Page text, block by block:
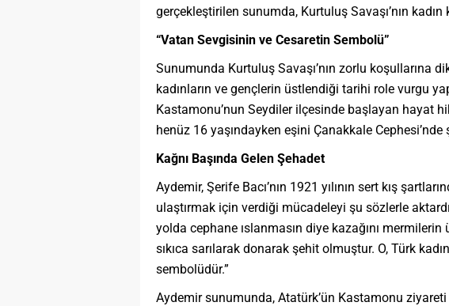
gerçekleştirilen sunumda, Kurtuluş Savaşı’nın kadın
“Vatan Sevgisinin ve Cesaretin Sembolü”
Sunumunda Kurtuluş Savaşı’nın zorlu koşullarına
kadınların ve gençlerin üstlendiği tarihi role vurgu
Kastamonu’nun Seydiler ilçesinde başlayan hayat
henüz 16 yaşındayken eşini Çanakkale Cephesi’nde
Kağnı Başında Gelen Şehadet
Aydemir, Şerife Bacı’nın 1921 yılının sert kış
ulaştırmak için verdiği mücadeleyi şu sözlerle
yolda cephane ıslanmasın diye kazağını
sıkıca sarılarak donarak şehit olmuştur. O, Türk
sembolüdür.”
Aydemir sunumunda, Atatürk’ün Kastamonu ziyareti